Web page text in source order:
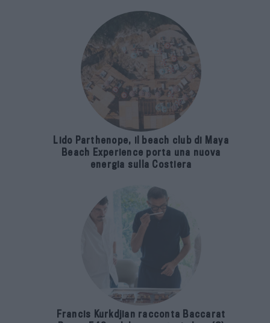
Lido Parthenope, il beach club di Maya
Beach Experience porta una nuova
energia sulla Costiera
Francis Kurkdjian racconta Baccarat